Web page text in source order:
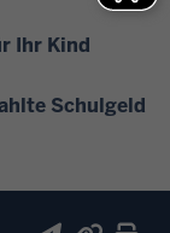
Ihr Kind
Schulgeld